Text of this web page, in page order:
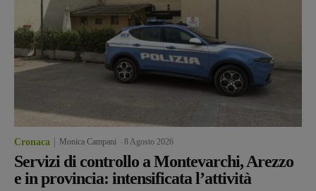
Cronaca Monica Campani 8 Agosto 2026
Servizi di controllo a Montevarchi, Arezzo
e in provincia: intensificata l’attività